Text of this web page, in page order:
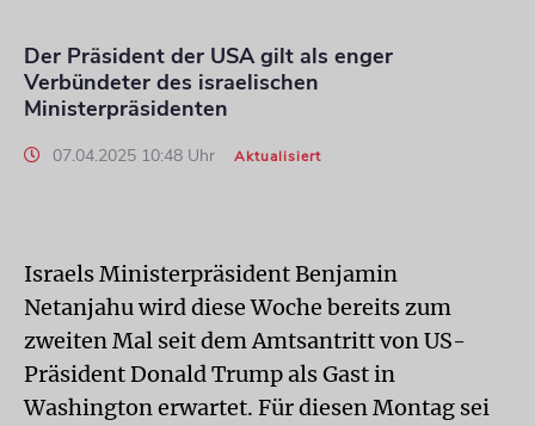
Der Präsident der USA gilt als enger
Verbündeter des israelischen
Ministerpräsidenten
07.04.2025 10:48 Uhr Aktualisiert
Israels Ministerpräsident Benjamin
Netanjahu wird diese Woche bereits zum
zweiten Mal seit dem Amtsantritt von US-
Präsident Donald Trump als Gast in
Washington erwartet. Für diesen Montag sei